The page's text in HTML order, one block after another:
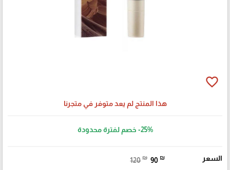
favorite_border
هذا المنتج لم يعد متوفر في متجرنا
-25% خصم لفترة محدودة
السعر 120 ₪ 90 ₪